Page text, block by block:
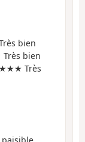
bien
bien
Très